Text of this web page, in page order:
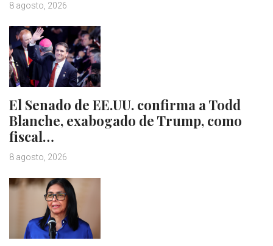
8 agosto, 2026
El Senado de EE.UU. confirma a Todd
Blanche, exabogado de Trump, como
fiscal…
8 agosto, 2026